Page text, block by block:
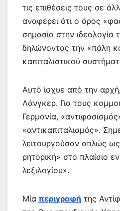
τις επιθέσεις τους σε
αναφέρει ότι ο όρος
σημασία στην ιδεολογία
δηλώνοντας την «πάλη
καπιταλιστικού
Αυτό ίσχυε από την
Λάνγκερ. Για τους
Γερμανία,
«αντικαπιταλισμός».
λειτουργούσαν απλώς
ρητορική» στο πλαίσιο
λεξιλογίου».
Μία περιγραφή της